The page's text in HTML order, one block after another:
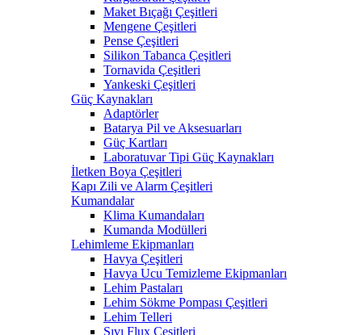
Maket Bıçağı Çeşitleri
Mengene Çeşitleri
Pense Çeşitleri
Silikon Tabanca Çeşitleri
Tornavida Çeşitleri
Yankeski Çeşitleri
Güç Kaynakları
Adaptörler
Batarya Pil ve Aksesuarları
Güç Kartları
Laboratuvar Tipi Güç Kaynakları
İletken Boya Çeşitleri
Kapı Zili ve Alarm Çeşitleri
Kumandalar
Klima Kumandaları
Kumanda Modülleri
Lehimleme Ekipmanları
Havya Çeşitleri
Havya Ucu Temizleme Ekipmanları
Lehim Pastaları
Lehim Sökme Pompası Çeşitleri
Lehim Telleri
Sıvı Flux Çeşitleri